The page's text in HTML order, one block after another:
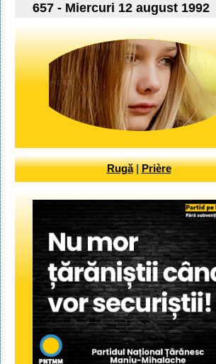
657 - Miercuri 12 august 1992
Rugă|Prière